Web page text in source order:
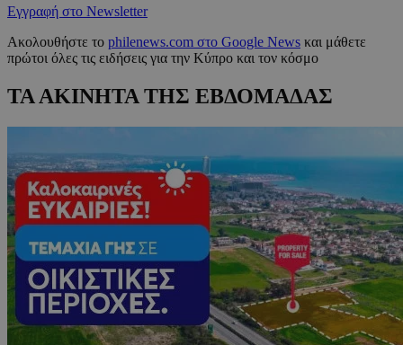
Εγγραφή στο Newsletter
Ακολουθήστε το philenews.com στο Google News και μάθετε
πρώτοι όλες τις ειδήσεις για την Κύπρο και τον κόσμο
ΤΑ ΑΚΙΝΗΤΑ ΤΗΣ ΕΒΔΟΜΑΔΑΣ